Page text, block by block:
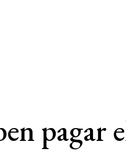
pagar